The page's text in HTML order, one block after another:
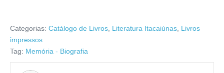
Categorias: Catálogo de Livros, Literatura Itacaiúnas, Livros
impressos
Tag: Memória - Biografia